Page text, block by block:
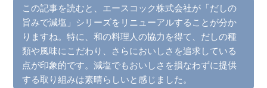
この記事を読むと、エースコック株式会社が「だしの
旨みで減塩」シリーズをリニューアルすることが分か
りますね。特に、和の料理人の協力を得て、だしの種
類や風味にこだわり、さらにおいしさを追求している
点が印象的です。減塩でもおいしさを損なわずに提供
する取り組みは素晴らしいと感じました。